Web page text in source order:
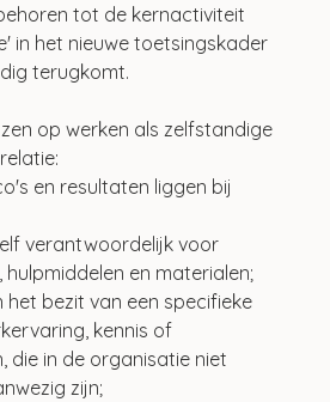
tot de kernactiviteit
in het nieuwe toetsingskader
terugkomt.
op werken als zelfstandige
en resultaten liggen bij
verantwoordelijk voor
en materialen;
het bezit van een specifieke
kennis of
die in de organisatie niet
zijn;